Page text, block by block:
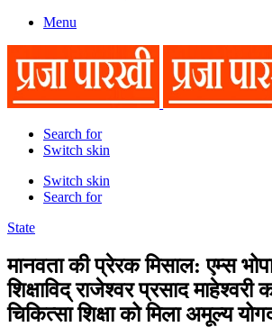
Menu
Search for
Switch skin
Switch skin
Search for
State
मानवता की प्रेरक मिसाल: एम्स
शिक्षाविद् राजेश्वर प्रसाद माहेश्वरी
चिकित्सा शिक्षा को मिला अमूल्य